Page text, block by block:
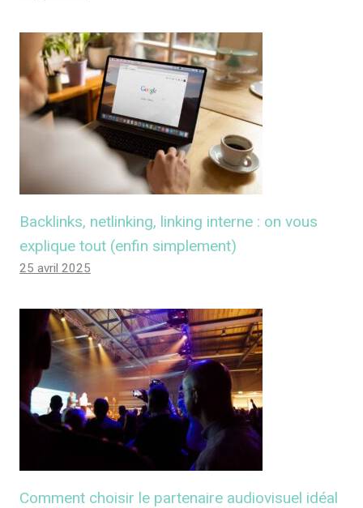
Backlinks, netlinking, linking interne : on vous
explique tout (enfin simplement)
25 avril 2025
Comment choisir le partenaire audiovisuel idéal